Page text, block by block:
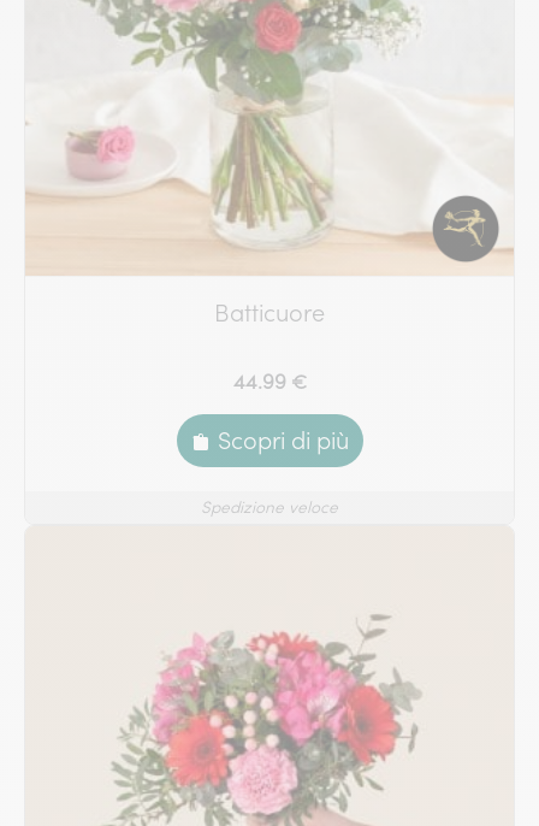
Batticuore
44.99 €
Scopri di più
Spedizione veloce